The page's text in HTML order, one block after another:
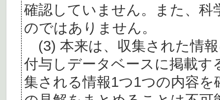
確認していません。また、
のではありません。
(3) 本来は、収集された情
付与しデータベースに掲載
集される情報1つ1つの内容